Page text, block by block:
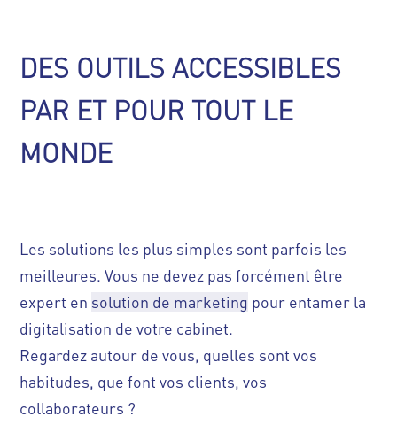
DES OUTILS ACCESSIBLES
PAR ET POUR TOUT LE
MONDE
Les solutions les plus simples sont parfois les
meilleures. Vous ne devez pas forcément être
expert en solution de marketing pour entamer la
digitalisation de votre cabinet.
Regardez autour de vous, quelles sont vos
habitudes, que font vos clients, vos
collaborateurs ?